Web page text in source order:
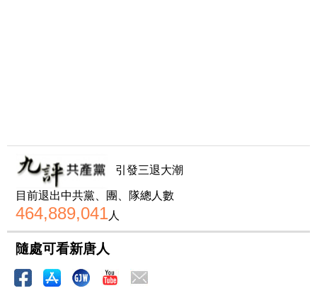
引發三退大潮
目前退出中共黨、團、隊總人數
464,889,041人
隨處可看新唐人